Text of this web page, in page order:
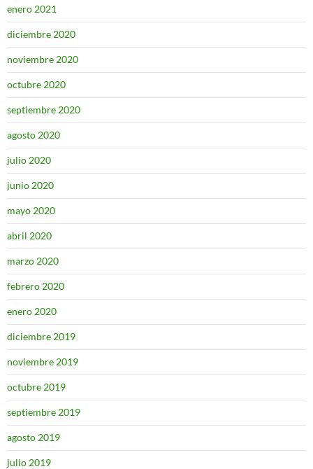
enero 2021
diciembre 2020
noviembre 2020
octubre 2020
septiembre 2020
agosto 2020
julio 2020
junio 2020
mayo 2020
abril 2020
marzo 2020
febrero 2020
enero 2020
diciembre 2019
noviembre 2019
octubre 2019
septiembre 2019
agosto 2019
julio 2019